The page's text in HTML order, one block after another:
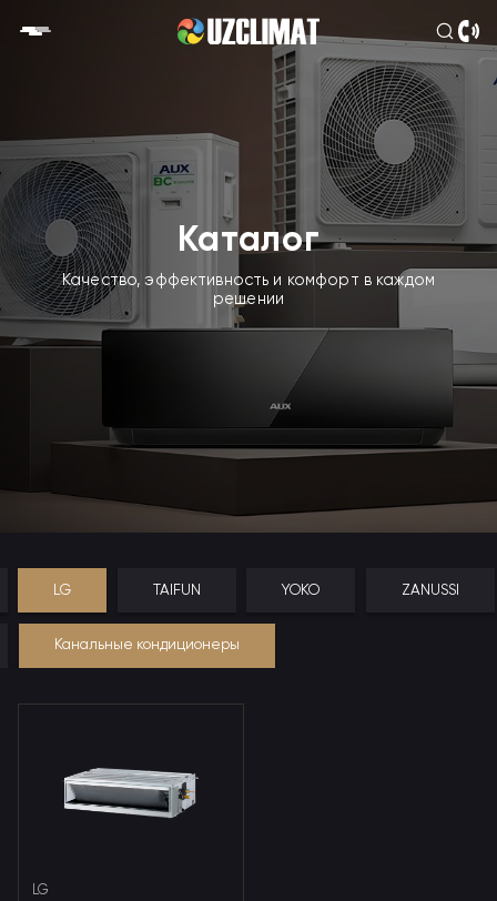
Каталог
Качество, эффективность и комфорт в каждом
решении
LG TAIFUN YOKO ZANUSSI
Канальные кондиционеры
LG